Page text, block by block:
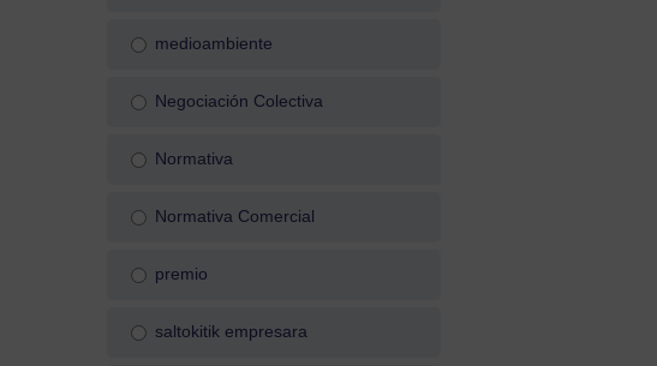
medioambiente
Negociación Colectiva
Normativa
Normativa Comercial
premio
saltokitik empresara